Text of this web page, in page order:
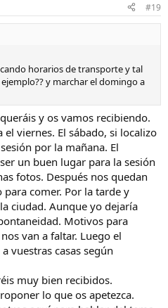
#19
horarios de transporte y tal
y marchar el domingo a
y os vamos recibiendo.
viernes. El sábado, si localizo
por la mañana. El
un buen lugar para la sesión
fotos. Después nos quedan
para comer. Por la tarde y
ciudad. Aunque yo dejaría
Motivos para
van a faltar. Luego el
vuestras casas según
muy bien recibidos.
lo que os apetezca.